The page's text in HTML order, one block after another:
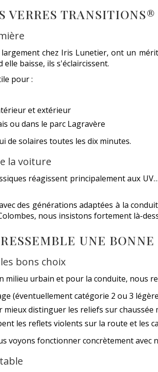
VERRES
chez Iris Lunetier, ont un
baisse, ils s'éclaircissent.
pour :
et extérieur
ou dans le parc Lagravère
de solaires toutes les dix minutes.
la voiture
réagissent principalement aux
des générations adaptées à la
nous insistons fortement là-
UNE BONNE
bons choix
urbain et pour la conduite, nous
(éventuellement catégorie 2 ou 3
distinguer les reliefs sur chaussée
les reflets violents sur la route et les
voyons fonctionner concrètement avec